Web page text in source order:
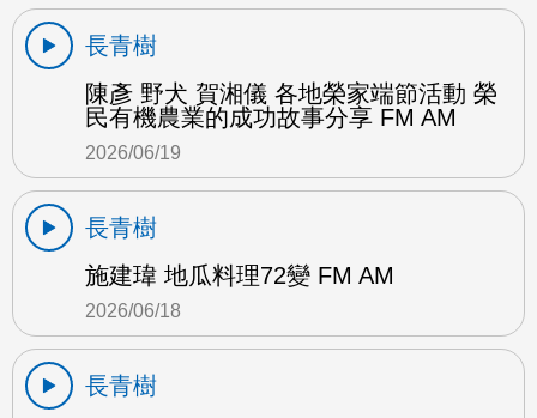
長青樹
陳彥 野犬 賀湘儀 各地榮家端節活動 榮
民有機農業的成功故事分享 FM AM
2026/06/19
長青樹
施建瑋 地瓜料理72變 FM AM
2026/06/18
長青樹